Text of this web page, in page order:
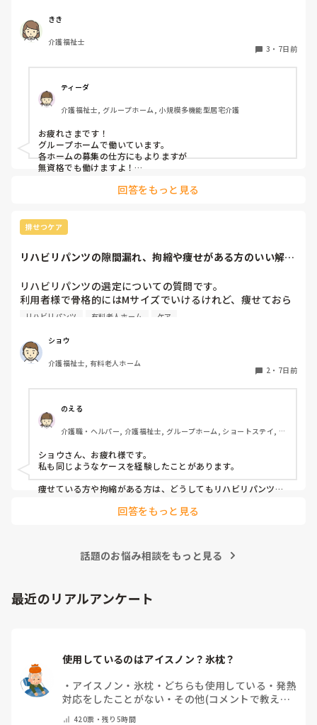
きき
介護福祉士
3 ・ 7日前
ティーダ
介護福祉士, グループホーム, 小規模多機能型居宅介護
お疲れさまです！
グループホームで働いています。
各ホームの募集の仕方にもよりますが
無資格でも働けますよ！
認知症に関してはもしかしたら
ただ、グループホームは利用者様がMAX9名で、その中に介助
出来る職員がいて基本はは全ての業務をこなすので
います。
以外が残業する事で対応出来ています。）
なのでそういう人が足りていない施設にとっては貴重な存在に
なるし、直接介助しなくても現場で利用者様と会話はするの
そこから興味があればですが、資格取得支援が受けられる可能
性もありますし(^^)
回答をもっと見る
排せつケア
リハビリパンツの隙間漏れ、拘縮や痩せがある方のいい解決
リハビリパンツの選定についての質問です。
利用者様で骨格的にはMサイズでいけるけれど、痩せておら
れたり、拘縮等で隙間ができ、そこから漏れてしまう方がた
ちなみに、パッドも当てている方がほとんどです。
みなさんの施設での対策や、おすすめの選び方・当て方など
よろしくお願いいたします。
リハビリパンツ 有料老人ホーム ケア
ショウ
介護福祉士, 有料老人ホーム
2 ・ 7日前
のえる
介護職・ヘルパー, 介護福祉士, グループホーム, ショートステイ, デ
護
ショウさん、お疲れ様です。
私も同じようなケースを経験したことがあります。
痩せている方や拘縮がある方は、どうしてもリハビリパンツと
か、陰部にきちんとフィットしているかを確認するだけでも漏
それでも漏れが続く場合は、サイズが本当に合っているかを再
検討したり、メーカーを変更して試すこともありました。同じ
ため、排泄後の状態を職員間で共有し、「どこから漏れている
のか」を確認しながら対策を考えていました。
一度で解決することは少ないですが、オムツやパッドの種類、
当て方、交換時間などを少しずつ見直していくことで改善した
ケースもありました。
回答をもっと見る
話題のお悩み相談をもっと見る
最近のリアルアンケート
使用しているのはアイスノン？氷枕？
・ アイスノン ・ 氷枕 ・ どちらも使用している ・ 発熱
対応をしたことがない ・ その他(コメントで教えて
420票・残り5時間